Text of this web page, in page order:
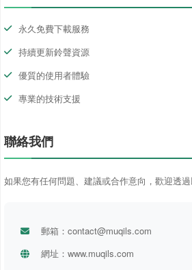
永久免費下載服務
持續更新鈴聲資源
優質的使用者體驗
專業的技術支援
聯絡我們
如果您有任何問題、建議或合作意向，歡迎透
郵箱： contact@muqils.com
網址：www.muqils.com